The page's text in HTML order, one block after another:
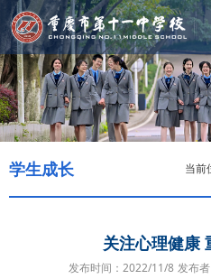
学生成长 当前
关注心理健康
发布时间：2022/11/8 发布